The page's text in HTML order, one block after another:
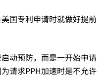
国专利申请时就做好提前
动预防，而是一开始申请
请求PPH加速时是不允许